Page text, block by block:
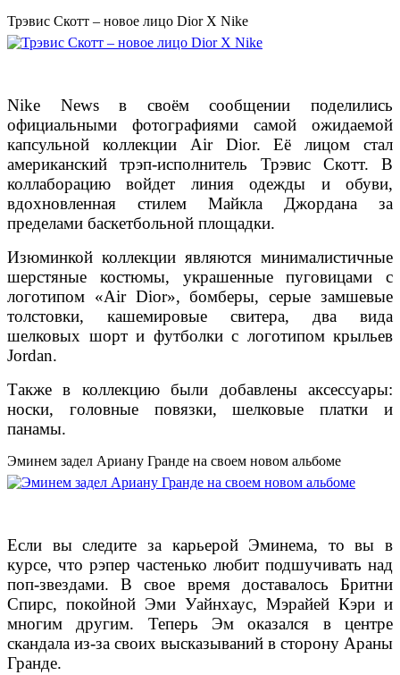
Трэвис Скотт – новое лицо Dior X Nike
Nike News в своём сообщении поделились
официальными фотографиями самой ожидаемой
капсульной коллекции Air Dior. Её лицом стал
американский трэп-исполнитель Трэвис Скотт. В
коллаборацию войдет линия одежды и обуви,
вдохновленная стилем Майкла Джордана за
пределами баскетбольной площадки.
Изюминкой коллекции являются минималистичные
шерстяные костюмы, украшенные пуговицами с
логотипом «Air Dior», бомберы, серые замшевые
толстовки, кашемировые свитера, два вида
шелковых шорт и футболки с логотипом крыльев
Jordan.
Также в коллекцию были добавлены аксессуары:
носки, головные повязки, шелковые платки и
панамы.
Эминем задел Ариану Гранде на своем новом альбоме
Если вы следите за карьерой Эминема, то вы в
курсе, что рэпер частенько любит подшучивать над
поп-звездами. В свое время доставалось Бритни
Спирс, покойной Эми Уайнхаус, Мэрайей Кэри и
многим другим. Теперь Эм оказался в центре
скандала из-за своих высказываний в сторону Араны
Гранде.